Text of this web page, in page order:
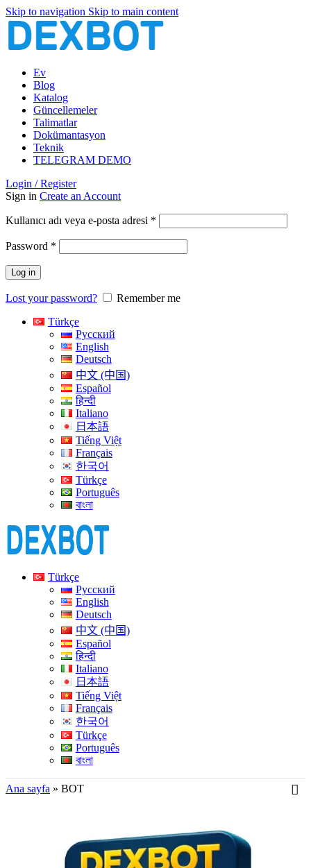
Skip to navigation Skip to main content
Ev
Blog
Katalog
Güncellemeler
Talimatlar
Dokümantasyon
Teknik
TELEGRAM DEMO
Login / Register
Sign in Create an Account
Kullanıcı adı veya e-posta adresi *
Password *
Log in
Lost your password?
Remember me
Türkçe
Русский
English
Deutsch
中文 (中国)
Español
हिन्दी
Italiano
日本語
Tiếng Việt
Français
한국어
Türkçe
Português
বাংলা
Türkçe
Русский
English
Deutsch
中文 (中国)
Español
हिन्दी
Italiano
日本語
Tiếng Việt
Français
한국어
Türkçe
Português
বাংলা
Ana sayfa » BOT